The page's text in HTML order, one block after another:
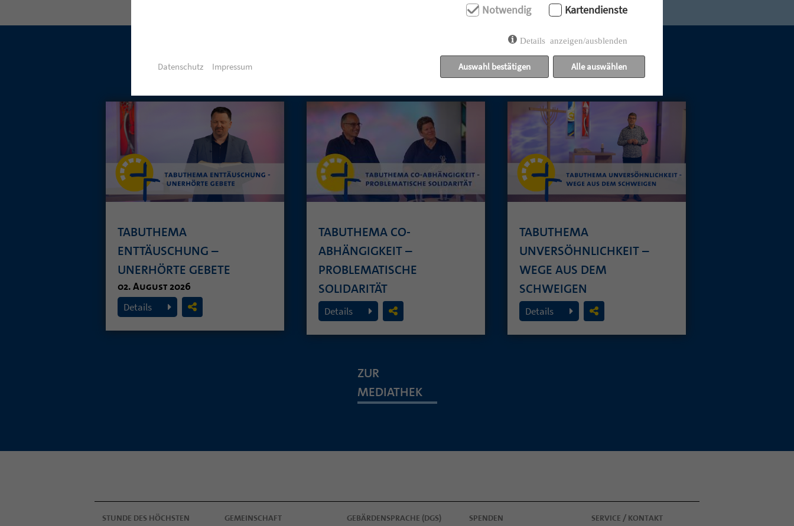
UNSERE AKTUELLEN GOTTESDIENSTE:
TABUTHEMA
ENTTÄUSCHUNG –
UNERHÖRTE GEBETE
02. August 2026
Details
TABUTHEMA CO-
ABHÄNGIGKEIT –
PROBLEMATISCHE
SOLIDARITÄT
26. Juli 2026
Details
TABUTHEMA
UNVERSÖHNLICHKEIT –
WEGE AUS DEM
SCHWEIGEN
19. Juli 2026
Details
ZUR
MEDIATHEK
STUNDE DES HÖCHSTEN GEMEINSCHAFT GEBÄRDENSPRACHE (DGS) SPENDEN SERVICE / KONTAKT
Notwendig Kartendienste
Details anzeigen/ausblenden
Auswahl bestätigen Alle auswählen
Datenschutz Impressum